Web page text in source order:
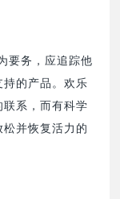
要务，应追踪他
的产品。欢乐
系，而有科学
并恢复活力的